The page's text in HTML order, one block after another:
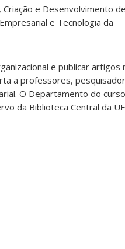
e Desenvolvimento
e Tecnologia da
e publicar artigos
a professores,
O Departamento do
da Biblioteca Central da